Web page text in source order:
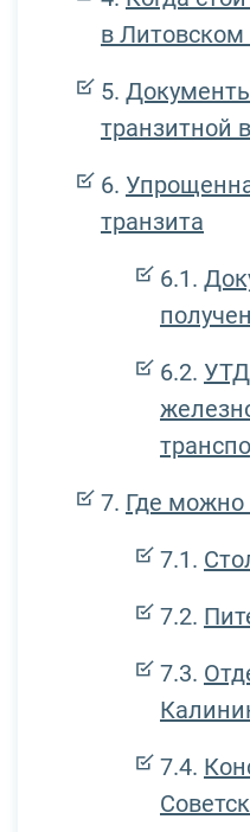
в Литовском
транзитной
транзита
Где можно